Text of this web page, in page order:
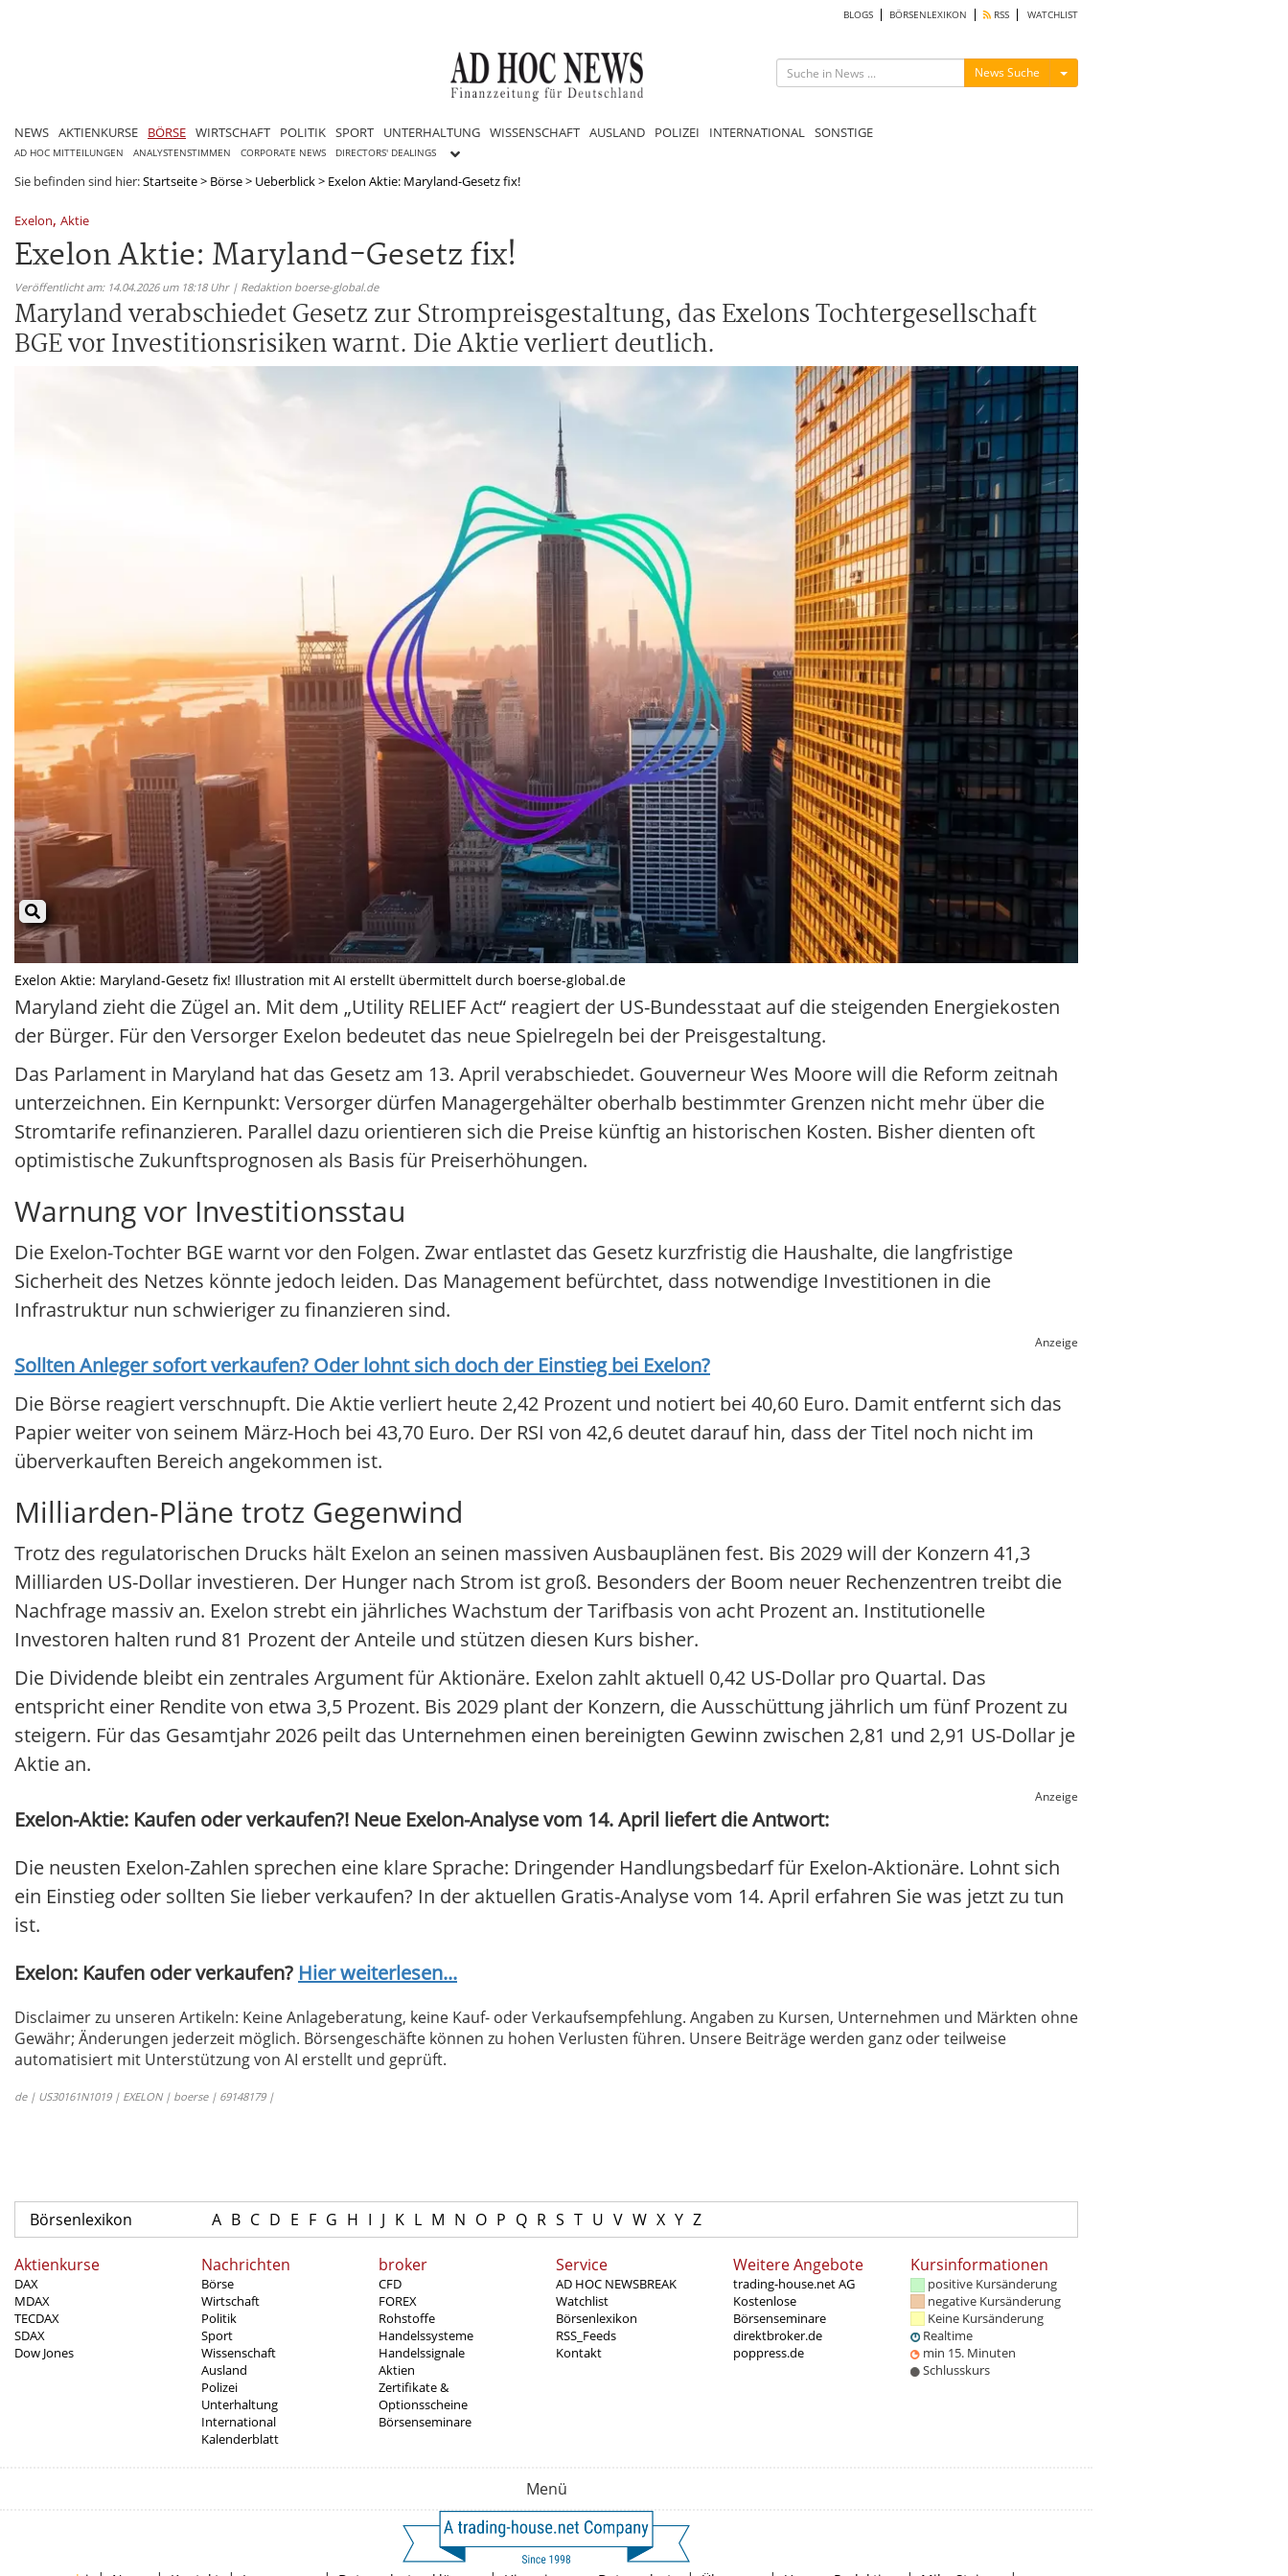
BLOGS BÖRSENLEXIKON RSS WATCHLIST
News Suche Menü ein-/ausblenden
NEWS AKTIENKURSE BÖRSE WIRTSCHAFT POLITIK SPORT UNTERHALTUNG WISSENSCHAFT AUSLAND POLIZEI INTERNATIONAL SONSTIGE
AD HOC MITTEILUNGEN ANALYSTENSTIMMEN CORPORATE NEWS DIRECTORS' DEALINGS
Sie befinden sind hier:Startseite> Börse> Ueberblick> Exelon Aktie: Maryland-Gesetz fix!
Exelon, Aktie
Exelon Aktie: Maryland-Gesetz fix!
Veröffentlicht am: 14.04.2026 um 18:18 Uhr | Redaktion boerse-global.de
Maryland verabschiedet Gesetz zur Strompreisgestaltung, das Exelons Tochtergesellschaft
BGE vor Investitionsrisiken warnt. Die Aktie verliert deutlich.
Exelon Aktie: Maryland-Gesetz fix! Illustration mit AI erstellt übermittelt durch boerse-global.de
Maryland zieht die Zügel an. Mit dem „Utility RELIEF Act“ reagiert der US-Bundesstaat auf die steigenden Energiekosten
der Bürger. Für den Versorger Exelon bedeutet das neue Spielregeln bei der Preisgestaltung.
Das Parlament in Maryland hat das Gesetz am 13. April verabschiedet. Gouverneur Wes Moore will die Reform zeitnah
unterzeichnen. Ein Kernpunkt: Versorger dürfen Managergehälter oberhalb bestimmter Grenzen nicht mehr über die
Stromtarife refinanzieren. Parallel dazu orientieren sich die Preise künftig an historischen Kosten. Bisher dienten oft
optimistische Zukunftsprognosen als Basis für Preiserhöhungen.
Warnung vor Investitionsstau
Die Exelon-Tochter BGE warnt vor den Folgen. Zwar entlastet das Gesetz kurzfristig die Haushalte, die langfristige
Sicherheit des Netzes könnte jedoch leiden. Das Management befürchtet, dass notwendige Investitionen in die
Infrastruktur nun schwieriger zu finanzieren sind.
Anzeige
Sollten Anleger sofort verkaufen? Oder lohnt sich doch der Einstieg bei Exelon?
Die Börse reagiert verschnupft. Die Aktie verliert heute 2,42 Prozent und notiert bei 40,60 Euro. Damit entfernt sich das
Papier weiter von seinem März-Hoch bei 43,70 Euro. Der RSI von 42,6 deutet darauf hin, dass der Titel noch nicht im
überverkauften Bereich angekommen ist.
Milliarden-Pläne trotz Gegenwind
Trotz des regulatorischen Drucks hält Exelon an seinen massiven Ausbauplänen fest. Bis 2029 will der Konzern 41,3
Milliarden US-Dollar investieren. Der Hunger nach Strom ist groß. Besonders der Boom neuer Rechenzentren treibt die
Nachfrage massiv an. Exelon strebt ein jährliches Wachstum der Tarifbasis von acht Prozent an. Institutionelle
Investoren halten rund 81 Prozent der Anteile und stützen diesen Kurs bisher.
Die Dividende bleibt ein zentrales Argument für Aktionäre. Exelon zahlt aktuell 0,42 US-Dollar pro Quartal. Das
entspricht einer Rendite von etwa 3,5 Prozent. Bis 2029 plant der Konzern, die Ausschüttung jährlich um fünf Prozent zu
steigern. Für das Gesamtjahr 2026 peilt das Unternehmen einen bereinigten Gewinn zwischen 2,81 und 2,91 US-Dollar je
Aktie an.
Anzeige
Exelon-Aktie: Kaufen oder verkaufen?! Neue Exelon-Analyse vom 14. April liefert die Antwort:
Die neusten Exelon-Zahlen sprechen eine klare Sprache: Dringender Handlungsbedarf für Exelon-Aktionäre. Lohnt sich
ein Einstieg oder sollten Sie lieber verkaufen? In der aktuellen Gratis-Analyse vom 14. April erfahren Sie was jetzt zu tun
ist.
Exelon: Kaufen oder verkaufen? Hier weiterlesen...
Disclaimer zu unseren Artikeln: Keine Anlageberatung, keine Kauf- oder Verkaufsempfehlung. Angaben zu Kursen, Unternehmen und Märkten ohne
Gewähr; Änderungen jederzeit möglich. Börsengeschäfte können zu hohen Verlusten führen. Unsere Beiträge werden ganz oder teilweise
automatisiert mit Unterstützung von AI erstellt und geprüft.
de | US30161N1019 | EXELON | boerse | 69148179 |
Börsenlexikon A B C D E F G H I J K L M N O P Q R S T U V W X Y Z
Aktienkurse
DAX
MDAX
TECDAX
SDAX
Dow Jones
Nachrichten
Börse
Wirtschaft
Politik
Sport
Wissenschaft
Ausland
Polizei
Unterhaltung
International
Kalenderblatt
broker
CFD
FOREX
Rohstoffe
Handelssysteme
Handelssignale
Aktien
Zertifikate &
Optionsscheine
Börsenseminare
Service
AD HOC NEWSBREAK
Watchlist
Börsenlexikon
RSS_Feeds
Kontakt
Weitere Angebote
trading-house.net AG
Kostenlose
Börsenseminare
direktbroker.de
poppress.de
Kursinformationen
positive Kursänderung
negative Kursänderung
Keine Kursänderung
Realtime
min 15. Minuten
Schlusskurs
Menü